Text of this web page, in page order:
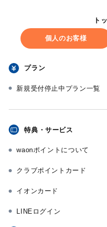
ト
個人のお客様
プラン
新規受付停止中プラン一覧
特典・サービス
waonポイントについて
クラブポイントカード
イオンカード
LINEログイン